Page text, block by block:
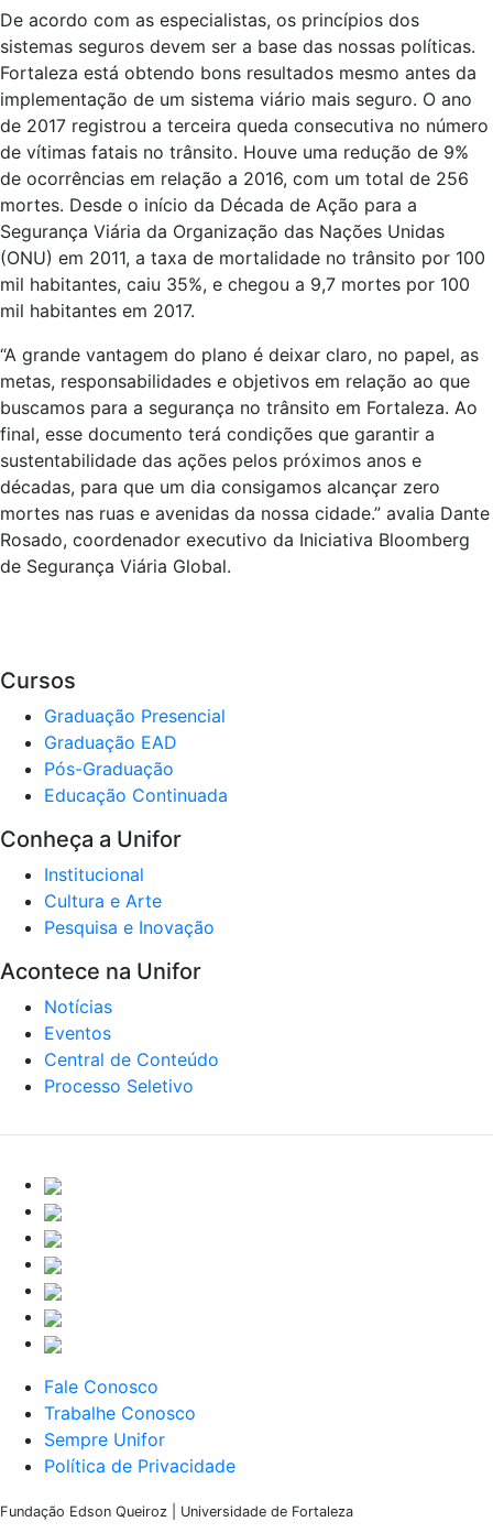
De acordo com as especialistas, os princípios dos
sistemas seguros devem ser a base das nossas políticas.
Fortaleza está obtendo bons resultados mesmo antes da
implementação de um sistema viário mais seguro. O ano
de 2017 registrou a terceira queda consecutiva no número
de vítimas fatais no trânsito. Houve uma redução de 9%
de ocorrências em relação a 2016, com um total de 256
mortes. Desde o início da Década de Ação para a
Segurança Viária da Organização das Nações Unidas
(ONU) em 2011, a taxa de mortalidade no trânsito por 100
mil habitantes, caiu 35%, e chegou a 9,7 mortes por 100
mil habitantes em 2017.
“A grande vantagem do plano é deixar claro, no papel, as
metas, responsabilidades e objetivos em relação ao que
buscamos para a segurança no trânsito em Fortaleza. Ao
final, esse documento terá condições que garantir a
sustentabilidade das ações pelos próximos anos e
décadas, para que um dia consigamos alcançar zero
mortes nas ruas e avenidas da nossa cidade.” avalia Dante
Rosado, coordenador executivo da Iniciativa Bloomberg
de Segurança Viária Global.
Cursos
Graduação Presencial
Graduação EAD
Pós-Graduação
Educação Continuada
Conheça a Unifor
Institucional
Cultura e Arte
Pesquisa e Inovação
Acontece na Unifor
Notícias
Eventos
Central de Conteúdo
Processo Seletivo
Fale Conosco
Trabalhe Conosco
Sempre Unifor
Política de Privacidade
Fundação Edson Queiroz | Universidade de Fortaleza